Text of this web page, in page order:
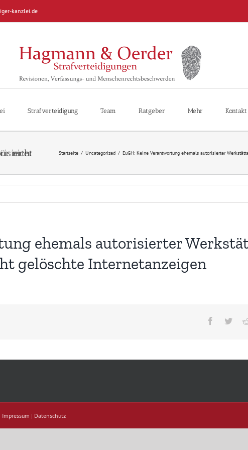
kanzlei.de
Strafverteidigung Team Ratgeber Mehr Kontakt
Startseite / Uncategorized / EuGH: Keine Verantwortung ehemals autorisierter
ehemals autorisierter
gelöschte Internetanzeigen
Facebook
Impressum | Datenschutz